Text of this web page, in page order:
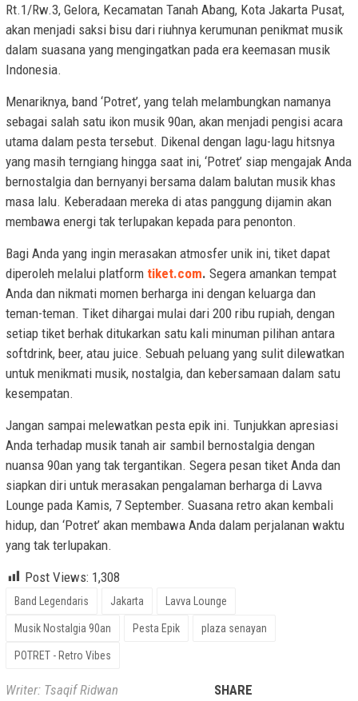
Rt.1/Rw.3, Gelora, Kecamatan Tanah Abang, Kota Jakarta Pusat,
akan menjadi saksi bisu dari riuhnya kerumunan penikmat musik
dalam suasana yang mengingatkan pada era keemasan musik
Indonesia.
Menariknya, band ‘Potret’, yang telah melambungkan namanya
sebagai salah satu ikon musik 90an, akan menjadi pengisi acara
utama dalam pesta tersebut. Dikenal dengan lagu-lagu hitsnya
yang masih terngiang hingga saat ini, ‘Potret’ siap mengajak Anda
bernostalgia dan bernyanyi bersama dalam balutan musik khas
masa lalu. Keberadaan mereka di atas panggung dijamin akan
membawa energi tak terlupakan kepada para penonton.
Bagi Anda yang ingin merasakan atmosfer unik ini, tiket dapat
diperoleh melalui platform tiket.com. Segera amankan tempat
Anda dan nikmati momen berharga ini dengan keluarga dan
teman-teman. Tiket dihargai mulai dari 200 ribu rupiah, dengan
setiap tiket berhak ditukarkan satu kali minuman pilihan antara
softdrink, beer, atau juice. Sebuah peluang yang sulit dilewatkan
untuk menikmati musik, nostalgia, dan kebersamaan dalam satu
kesempatan.
Jangan sampai melewatkan pesta epik ini. Tunjukkan apresiasi
Anda terhadap musik tanah air sambil bernostalgia dengan
nuansa 90an yang tak tergantikan. Segera pesan tiket Anda dan
siapkan diri untuk merasakan pengalaman berharga di Lavva
Lounge pada Kamis, 7 September. Suasana retro akan kembali
hidup, dan ‘Potret’ akan membawa Anda dalam perjalanan waktu
yang tak terlupakan.
Post Views: 1,308
Band Legendaris Jakarta Lavva Lounge
Musik Nostalgia 90an Pesta Epik plaza senayan
POTRET - Retro Vibes
Writer: Tsaqif Ridwan SHARE